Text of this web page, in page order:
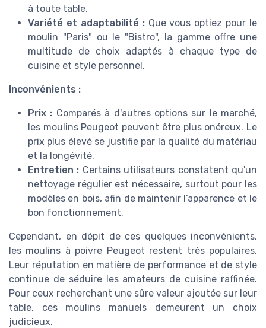
à toute table.
Variété et adaptabilité :Que vous optiez pour le
moulin "Paris" ou le "Bistro", la gamme offre une
multitude de choix adaptés à chaque type de
cuisine et style personnel.
Inconvénients :
Prix : Comparés à d'autres options sur le marché,
les moulins Peugeot peuvent être plus onéreux. Le
prix plus élevé se justifie par la qualité du matériau
et la longévité.
Entretien : Certains utilisateurs constatent qu'un
nettoyage régulier est nécessaire, surtout pour les
modèles en bois, afin de maintenir l’apparence et le
bon fonctionnement.
Cependant, en dépit de ces quelques inconvénients,
les moulins à poivre Peugeot restent très populaires.
Leur réputation en matière de performance et de style
continue de séduire les amateurs de cuisine raffinée.
Pour ceux recherchant une sûre valeur ajoutée sur leur
table, ces moulins manuels demeurent un choix
judicieux.